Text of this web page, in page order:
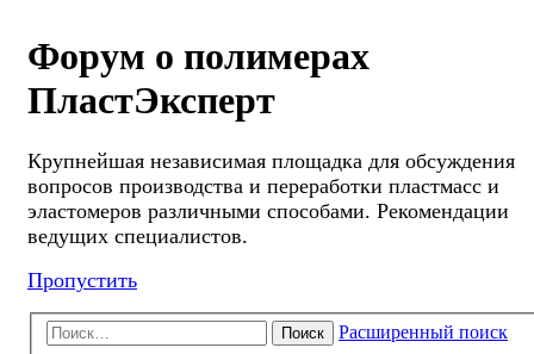
Форум о полимерах
ПластЭксперт
Крупнейшая независимая площадка для обсуждения
вопросов производства и переработки пластмасс и
эластомеров различными способами. Рекомендации
ведущих специалистов.
Пропустить
Поиск Расширенный поиск